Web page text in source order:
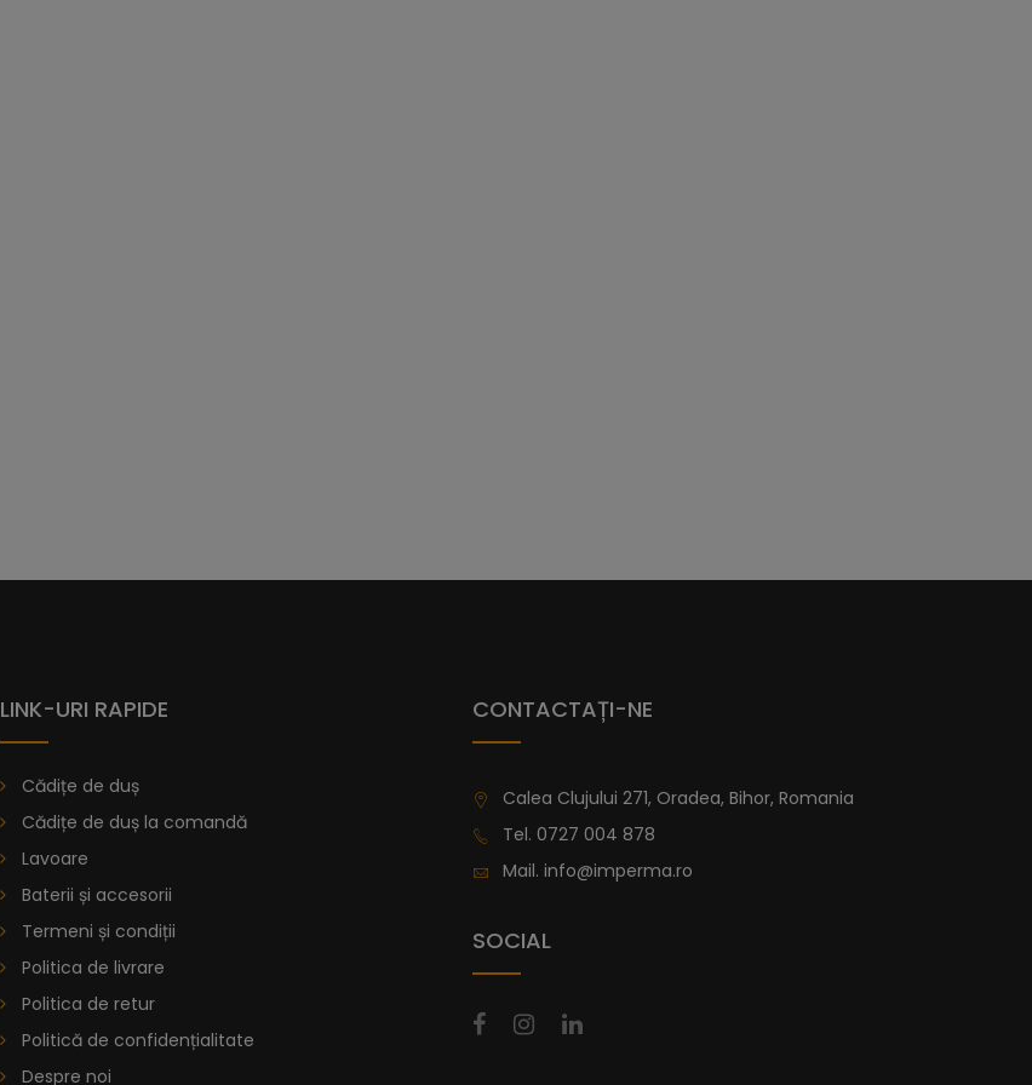
Vă prezentăm cădița de duș Dalia, care este foarte diferită de modelul Serena și
Acest înveliș este utilizat de nave pentru a le proteja de apa de mare. Fabricarea se face
Poți alege din peste 40 de variații de dimensiuni standard mai jos. Iar dacă nu
găsești dimensiunea dorită, poți solicita una personalizată pe pagina de
De la
Cădiță De Duș Dalia, Antracit, Cu Sifon Inclus
LINK-URI RAPIDE
Cădițe de duș
Cădițe de duș la comandă
Lavoare
Baterii și accesorii
Termeni și condiții
Politica de livrare
Politica de retur
Politică de confidențialitate
Despre noi
CONTACTAȚI-NE
Calea Clujului 271, Oradea, Bihor, Romania
Tel. 0727 004 878
Mail. info@imperma.ro
SOCIAL